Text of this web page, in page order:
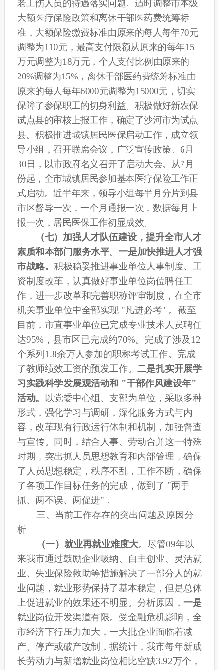
老工伤人员的待遇落实问题。 适时调整市本级
大额医疗保险政策和离休干部医药费统筹标
准，大额保险缴费标准由原来的每人每年70元
调整为110元，最高支付限额从原来的每年15
万元调整为18万元，个人支付比例由原来的
20%调整为15%，离休干部医药费统筹标准由
原来的每人每年6000元调整为15000元，切实
保障了参保职工的切身利益。 积极做好新农保
试点县的审核上报工作， 确定了沙河市为试点
县。积极推进城镇居民医保启动工作， 成立领
导小组，召开联席会议，广泛宣传政策。6月
30日，以市政府名义召开了启动大会。从7月
份起，全市城镇居民参加基本医疗保险工作正
式启动。近半年来，领导小组每半月分片到县
市区督导一次，一个月通报一次，数据每月上
报一次，居民医保工作初显成效。
（七） 加强人才队伍建设，提升全市人才
素质和本部门服务水平。 一是加快推进人才强
市战略。 积极稳妥推进事业单位人事制度、工
资制度改革，认真做好事业单位岗位聘任工
作，进一步改革和完善职称评审制度，在全市
机关事业单位中全部实现 "凡进必考" 。截至
目前，市直事业单位已完成专业技术人员聘任
达95%，县市区已完成约70%。完成了涉及12
个系列1.8余万人参加的职称考试工作。完成
了教师绩效工资的预发工作。 二是扎实开展学
习实践科学发展观活动和 "干部作风建设年"
活动。
以党委中心组、支部为单位，采取多种
形式，强化学习与调研， 深化服务方式与内
容， 改革现有行政运行体制和机制， 加强督查
与宣传。同时，结合人事、劳动合并这一特殊
时期，突出抓人员思想教育和内部管理，确保
了人员思想稳定，秩序不乱，工作不断，确保
了各项工作目标任务的完成，做到了 "两手
抓、两不误、两促进" 。
三、 当前工作存在的突出问题及原因分
析
（一）就业再就业难度大。 尽管09年以
来我市通过鼓励企业吸纳、自主创业、灵活就
业、失业保险救助等措施解决了一部分人的就
业问题，就业形势保持了基本稳定，但是总体
上促进就业的效果还不明显。分析原因， 一是
就业岗位开发渠道有限。受金融危机影响， 全
市经济下行压力加大， 一大批企业面临着减
产、停产或破产改制， 据统计，我市每年新成
长劳动力与新增就业岗位相比空缺3.92万个，